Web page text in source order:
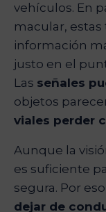
vehículos. En
macular,
información
justo en el
Las señales
objetos
viales perder
Aunque la
es suficiente
segura. Por
dejar de